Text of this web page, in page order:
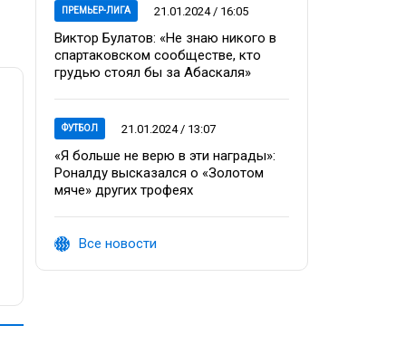
ПРЕМЬЕР-ЛИГА 21.01.2024 / 16:05
Виктор Булатов: «Не знаю никого в
спартаковском сообществе, кто
грудью стоял бы за Абаскаля»
ФУТБОЛ 21.01.2024 / 13:07
«Я больше не верю в эти награды»:
Роналду высказался о «Золотом
мяче» других трофеях
Все новости